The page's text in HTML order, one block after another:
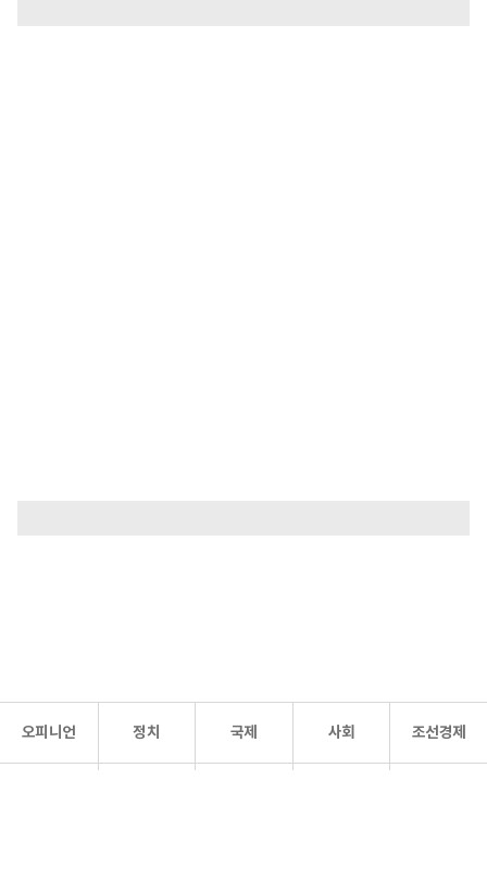
오피니언 정치 국제 사회 조선경제